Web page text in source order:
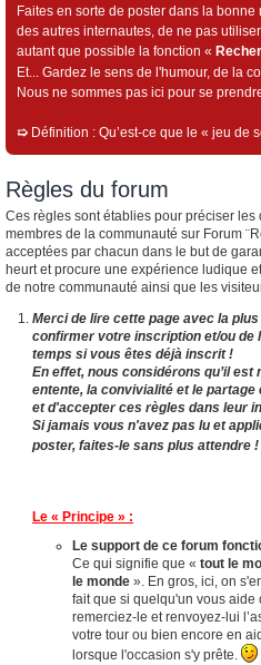
Faites en sorte de poster dans la
des autres internautes, de ne pas
autant que possible la fonction «
Et... Gardez le sens de l'humour, de la
Nous ne sommes pas ici pour se
➯ Définition : Qu’est-ce que le « jeu de
Règles du forum
Ces règles sont établies pour préciser
membres de la communauté sur Forum
acceptées par chacun dans le but de
heurt et procure une expérience ludique
de notre communauté ainsi que les
Merci de lire cette page avec la
confirmer votre inscription et/ou de
temps si vous êtes déjà inscrit !
En effet, nous considérons qu’il est
entente, la convivialité et le
et d'accepter ces règles dans leur
Si jamais vous n'avez pas lu et
poster, faites-le sans plus attendre !
Le « Principe » :
Le support de ce forum
Ce qui signifie que « tout le
le monde ». En gros, ici, on
fait que si quelqu'un vous aide
remerciez-le et renvoyez-lui
votre tour ou bien encore en
lorsque l'occasion s'y prête.